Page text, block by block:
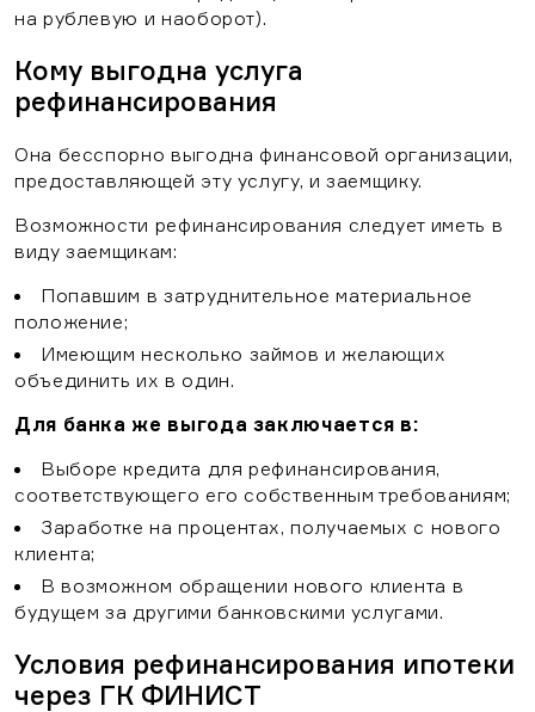
на рублевую и наоборот).
Кому выгодна услуга
рефинансирования
Она бесспорно выгодна финансовой организации,
предоставляющей эту услугу, и заемщику.
Возможности рефинансирования следует иметь в
виду заемщикам:
Попавшим в затруднительное материальное
положение;
Имеющим несколько займов и желающих
объединить их в один.
Для банка же выгода заключается в:
Выборе кредита для рефинансирования,
соответствующего его собственным требованиям;
Заработке на процентах, получаемых с нового
клиента;
В возможном обращении нового клиента в
будущем за другими банковскими услугами.
Условия рефинансирования ипотеки
через ГК ФИНИСТ